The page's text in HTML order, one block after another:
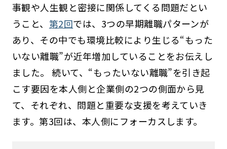
事観や人生観と密接に関係してくる問題だとい
うこと、 第2回では、3つの早期離職パターンが
あり、その中でも環境比較により生じる“もった
いない離職”が近年増加していることをお伝えし
ました。 続いて、“もったいない離職”を引き起
こす要因を本人側と企業側の2つの側面から見
て、それぞれ、問題と重要な支援を考えていき
ます。第3回は、本人側にフォーカスします。